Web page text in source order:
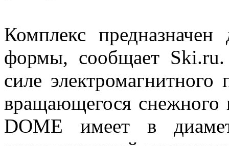
Комплекс
формы, сообщает Ski.ru.
силе
вращающегося
DOME имеет в